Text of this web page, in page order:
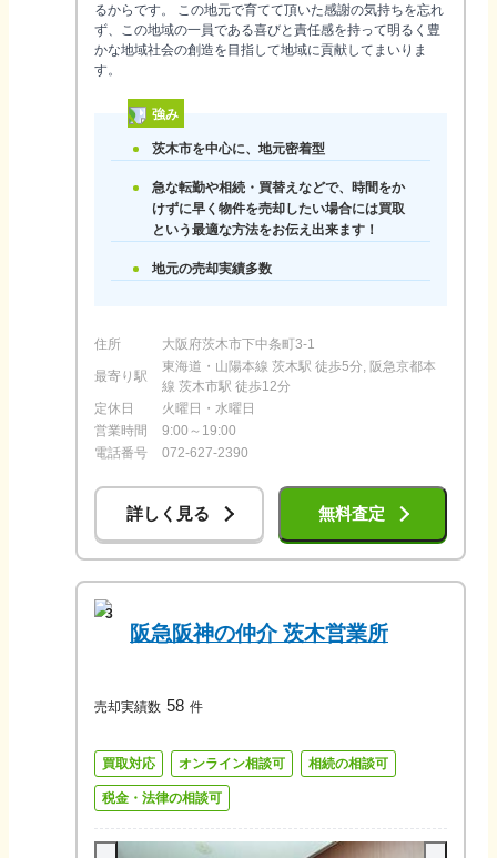
るからです。 この地元で育てて頂いた感謝の気持ちを忘れ
ず、この地域の一員である喜びと責任感を持って明るく豊
かな地域社会の創造を目指して地域に貢献してまいりま
す。
強み
茨木市を中心に、地元密着型
急な転勤や相続・買替えなどで、時間をか
けずに早く物件を売却したい場合には買取
という最適な方法をお伝え出来ます！
地元の売却実績多数
住所 大阪府茨木市下中条町3-1
最寄り駅
東海道・山陽本線 茨木駅 徒歩5分, 阪急京都本
線 茨木市駅 徒歩12分
定休日
火曜日・水曜日
営業時間
9:00～19:00
電話番号
072-627-2390
詳しく見る 無料査定
3
阪急阪神の仲介 茨木営業所
売却実績数 58 件
買取対応 オンライン相談可 相続の相談可
税金・法律の相談可